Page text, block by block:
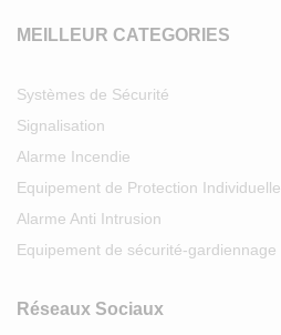
MEILLEUR CATEGORIES
Systèmes de Sécurité
Signalisation
Alarme Incendie
Equipement de Protection Individuelle
Alarme Anti Intrusion
Equipement de sécurité-gardiennage
Réseaux Sociaux